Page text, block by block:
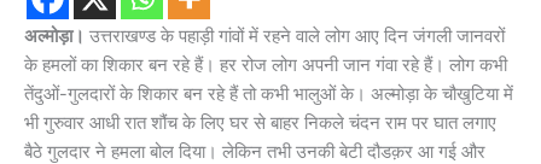
अल्मोड़ा। उत्तराखण्ड के पहाड़ी गांवों में रहने वाले लोग आए दिन जंगली जानवरों
के हमलों का शिकार बन रहे हैं। हर रोज लोग अपनी जान गंवा रहे हैं। लोग कभी
तेंदुओं-गुलदारों के शिकार बन रहे हैं तो कभी भालुओं के। अल्मोड़ा के चौखुटिया में
भी गुरुवार आधी रात शौंच के लिए घर से बाहर निकले चंदन राम पर घात लगाए
बैठे गुलदार ने हमला बोल दिया। लेकिन तभी उनकी बेटी दौडक़र आ गई और